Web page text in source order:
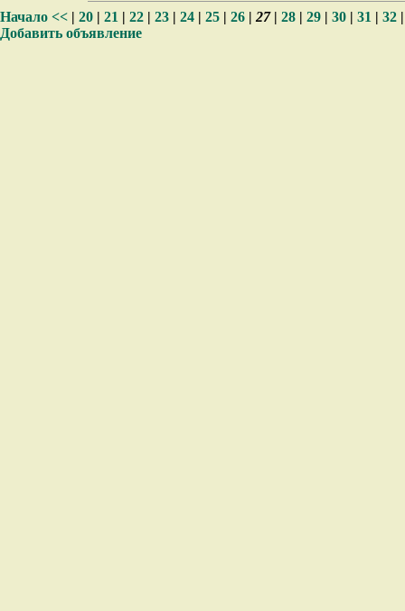
Начало << | 20 | 21 | 22 | 23 | 24 | 25 | 26 | 27| 28 | 29 | 30 | 31 | 32
Добавить объявление